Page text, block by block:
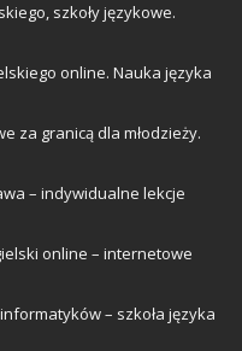
szkoły językowe.
online. Nauka języka
za granicą dla młodzieży.
– indywidualne lekcje
online – internetowe
– szkoła języka